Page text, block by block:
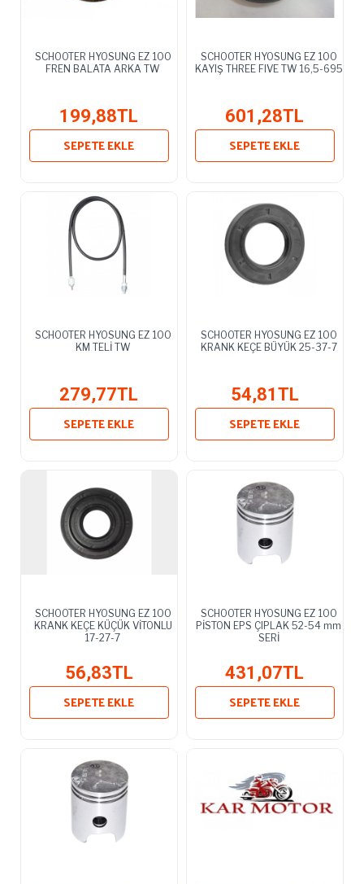
SCHOOTER HYOSUNG EZ 100
FREN BALATA ARKA TW
199,88TL
SEPETE EKLE
SCHOOTER HYOSUNG EZ 100
KAYIŞ THREE FIVE TW 16,5-695
601,28TL
SEPETE EKLE
SCHOOTER HYOSUNG EZ 100
KM TELİ TW
279,77TL
SEPETE EKLE
SCHOOTER HYOSUNG EZ 100
KRANK KEÇE BÜYÜK 25-37-7
54,81TL
SEPETE EKLE
SCHOOTER HYOSUNG EZ 100
KRANK KEÇE KÜÇÜK VİTONLU
17-27-7
56,83TL
SEPETE EKLE
SCHOOTER HYOSUNG EZ 100
PİSTON EPS ÇIPLAK 52-54 mm
SERİ
431,07TL
SEPETE EKLE